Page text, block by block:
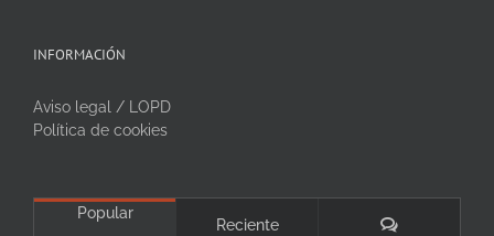
INFORMACIÓN
Aviso legal / LOPD
Política de cookies
Popular
Reciente Comentarios